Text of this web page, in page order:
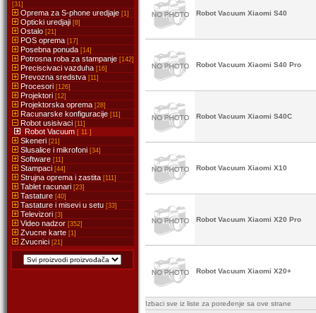
[31]
Oprema za S-phone uredjaje [1]
Opticki uredjaji [8]
Ostalo [21]
POS oprema [17]
Posebna ponuda [14]
Potrosna roba za stampanje [142]
Preciscivaci vazduha [16]
Prevozna sredstva [11]
Procesori [126]
Projektori [12]
Projektorska oprema [28]
Racunarske konfiguracije [11]
Robot usisivaci [11]
Robot Vacuum [ 11 ]
Skeneri [21]
Slusalice i mikrofoni [34]
Software [11]
Stampaci [44]
Strujna oprema i zastita [111]
Tablet racunari [23]
Tastature [40]
Tastature i misevi u setu [33]
Televizori [3]
Video nadzor [352]
Zvucne karte [1]
Zvucnici [21]
Robot Vacuum Xiaomi S40
Robot Vacuum Xiaomi S40 Pro
Robot Vacuum Xiaomi S40C
Robot Vacuum Xiaomi X10
Robot Vacuum Xiaomi X20 Pro
Robot Vacuum Xiaomi X20+
Izbaci sve iz liste za poređenje sa ove strane